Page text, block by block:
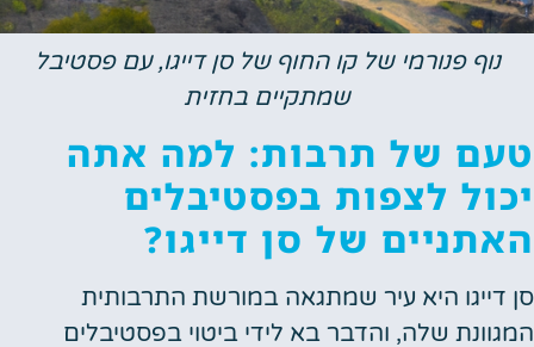
נוף פנורמי של קו החוף של סן דייגו, עם פסטיבל
שמתקיים בחזית
טעם של תרבות: למה אתה
יכול לצפות בפסטיבלים
האתניים של סן דייגו?
סן דייגו היא עיר שמתגאה במורשת התרבותית
המגוונת שלה, והדבר בא לידי ביטוי בפסטיבלים